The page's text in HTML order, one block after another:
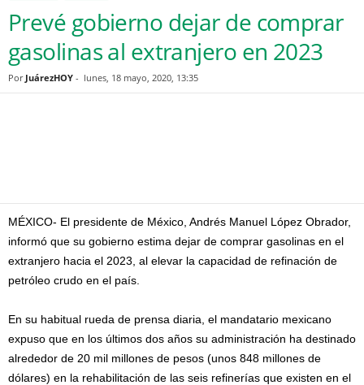
Prevé gobierno dejar de comprar
gasolinas al extranjero en 2023
Por JuárezHOY - lunes, 18 mayo, 2020, 13:35
MÉXICO- El presidente de México, Andrés Manuel López Obrador,
informó que su gobierno estima dejar de comprar gasolinas en el
extranjero hacia el 2023, al elevar la capacidad de refinación de
petróleo crudo en el país.
En su habitual rueda de prensa diaria, el mandatario mexicano
expuso que en los últimos dos años su administración ha destinado
alrededor de 20 mil millones de pesos (unos 848 millones de
dólares) en la rehabilitación de las seis refinerías que existen en el